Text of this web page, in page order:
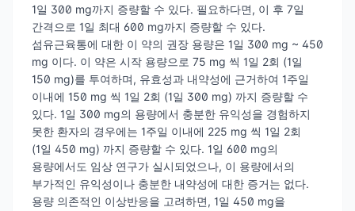
1일 300 mg까지 증량할 수 있다. 필요하다면, 이 후 7일
간격으로 1일 최대 600 mg까지 증량할 수 있다.
섬유근육통에 대한 이 약의 권장 용량은 1일 300 mg ~ 450
mg 이다. 이 약은 시작 용량으로 75 mg 씩 1일 2회 (1일
150 mg)를 투여하며, 유효성과 내약성에 근거하여 1주일
이내에 150 mg 씩 1일 2회 (1일 300 mg) 까지 증량할 수
있다. 1일 300 mg의 용량에서 충분한 유익성을 경험하지
못한 환자의 경우에는 1주일 이내에 225 mg 씩 1일 2회
(1일 450 mg) 까지 증량할 수 있다. 1일 600 mg의
용량에서도 임상 연구가 실시되었으나, 이 용량에서의
부가적인 유익성이나 충분한 내약성에 대한 증거는 없다.
용량 의존적인 이상반응을 고려하면, 1일 450 mg을